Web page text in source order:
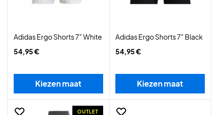
Adidas Ergo Shorts 7" White
54,95 €
Kiezen maat
Adidas Ergo Shorts 7" Black
54,95 €
Kiezen maat
OUTLET